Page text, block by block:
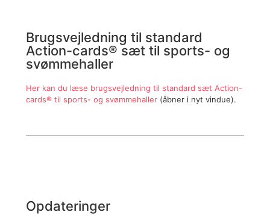
Brugsvejledning til standard
Action-cards® sæt til sports- og
svømmehaller
Her kan du læse brugsvejledning til standard sæt Action-
cards® til sports- og svømmehaller (åbner i nyt vindue).
Opdateringer